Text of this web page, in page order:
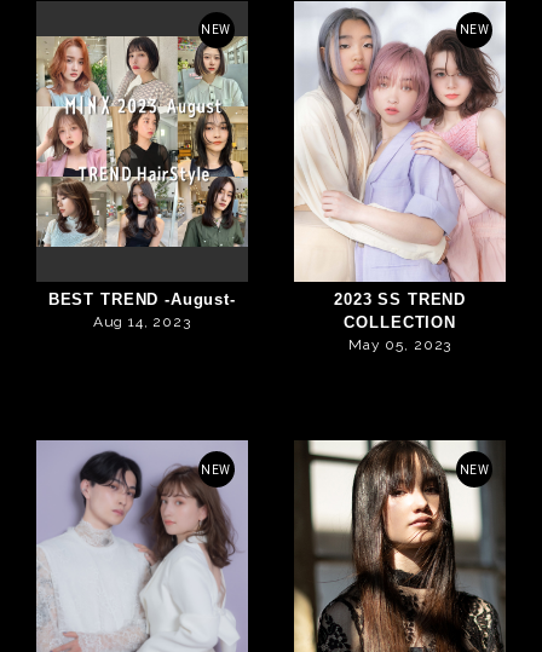
NEW
BEST TREND -August-
Aug 14, 2023
NEW
2023 SS TREND
COLLECTION
May 05, 2023
NEW NEW